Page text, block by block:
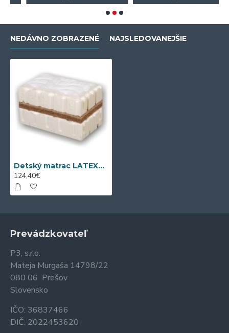
NEDÁVNO ZOBRAZENÉ NAJSLEDOVANEJŠIE
Detský matrac LATEXKO (140 cm x 70 cm)
124,40€
Prevádzkovateľ
P3, s.r.o.
Mateja Murgaša 14798/22
080 06 Prešov
Slovensko
IČO: 36837466
DIČ: 2022453620